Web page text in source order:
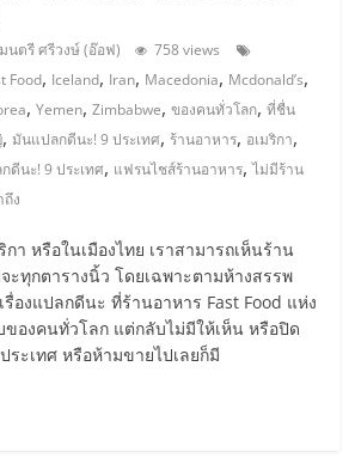
นตรี ศรีวงษ์ (อ๊อฟ)
758 views
Food, Iceland, Iran, Macedonia, Mcdonald’s,
,Yemen,Zimbabwe,ของคนทั่วโลก,ที่ชื่น
,มันแปลกดีนะ! 9 ประเทศ, ร้านอาหาร, อเมริกา,
ดีนะ! 9 ประเทศ, แฟรนไชส์ร้านอาหาร,ไม่มีร้าน
ถึง
า หรือในเมืองไทย เราสามารถเห็นร้าน
ะทุกตารางนิ้ว โดยเฉพาะตามห้างสรรพ
องแปลกดีนะ ที่ร้านอาหาร Fast Food แห่ง
องคนทั่วโลก แต่กลับไม่มีให้เห็น หรือปิด
ระเทศ หรือห้ามขายไปเลยก็มี